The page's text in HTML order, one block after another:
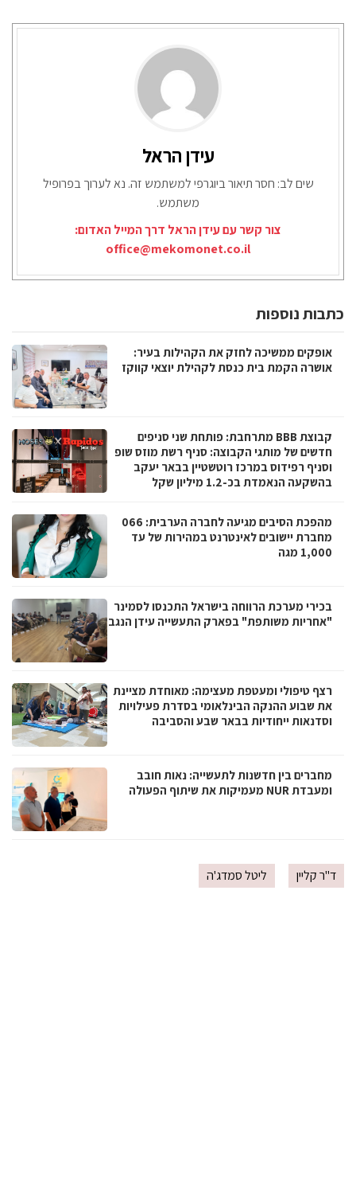
עידן הראל
שים לב: חסר תיאור ביוגרפי למשתמש זה. נא לערוך בפרופיל
משתמש.
צור קשר עם עידן הראל דרך המייל האדום:
office@mekomonet.co.il
כתבות נוספות
אופקים ממשיכה לחזק את הקהילות בעיר:
אושרה הקמת בית כנסת לקהילת יוצאי קווקז
קבוצת BBB מתרחבת: פותחת שני סניפים
חדשים של מותגי הקבוצה: סניף רשת מוזס שופ
וסניף רפידוס במרכז רוטשטיין בבאר יעקב
בהשקעה הנאמדת בכ-1.2 מיליון שקל
מהפכת הסיבים מגיעה לחברה הערבית: 066
מחברת יישובים לאינטרנט במהירות של עד
1,000 מגה
בכירי מערכת הרווחה בישראל התכנסו לסמינר
"אחריות משותפת" בפארק התעשייה עידן הנגב
רצף טיפולי ומעטפת מעצימה: מאוחדת מציינת
את שבוע ההנקה הבינלאומי בסדרת פעילויות
וסדנאות ייחודיות בבאר שבע והסביבה
מחברים בין חדשנות לתעשייה: נאות חובב
ומעבדת NUR מעמיקות את שיתוף הפעולה
ד''ר קליין ליטל סמדג'ה